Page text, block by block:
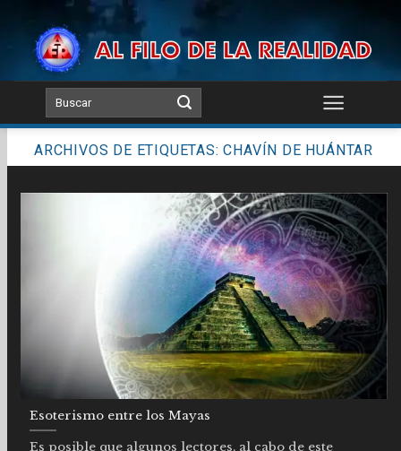
content
ARCHIVOS DE ETIQUETAS:CHAVÍN DE HUÁNTAR
Esoterismo entre los Mayas
Es posible que algunos lectores, al cabo de este